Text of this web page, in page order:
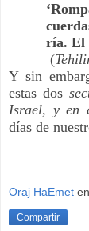
ría. El
(
Y sin
estas dos
Israel, y en
días de
Oraj HaEmet en
Compartir